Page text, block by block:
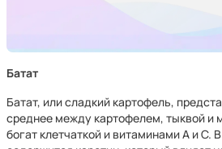
Батат
Батат, или сладкий картофель,
среднее между картофелем, тыквой и
богат клетчаткой и витаминами А и С.